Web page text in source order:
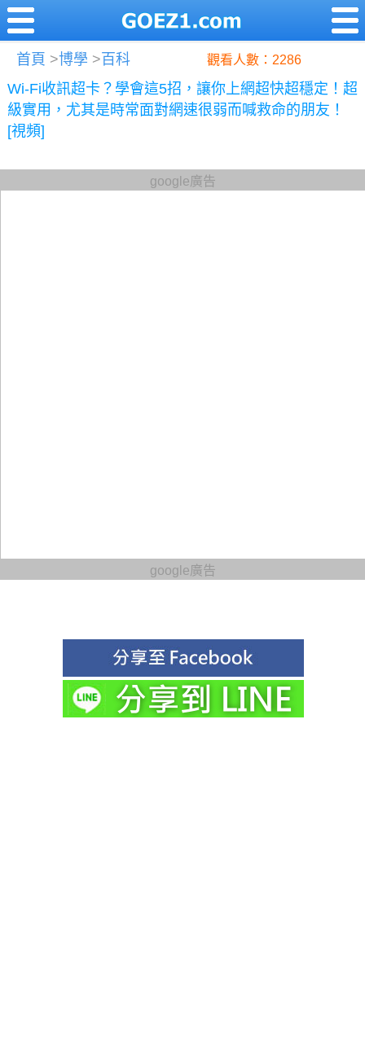
首頁 >博學 > 百科 觀看人數：2286
Wi-Fi收訊超卡？學會這5招，讓你上網超快超穩定！超
級實用，尤其是時常面對網速很弱而喊救命的朋友！
[視頻]
google廣告
google廣告